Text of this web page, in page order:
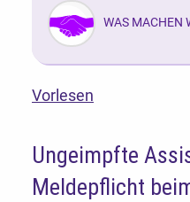
WAS MACHEN
Vorlesen
Ungeimpfte
Meldepflicht